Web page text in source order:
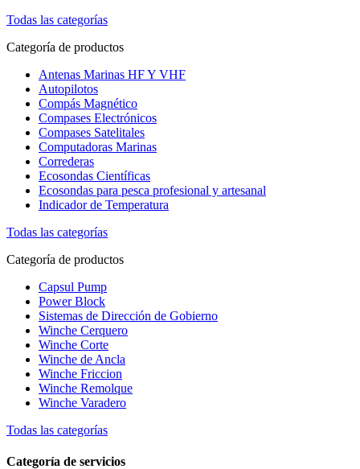
Todas las categorías
Categoría de productos
Antenas Marinas HF Y VHF
Autopilotos
Compás Magnético
Compases Electrónicos
Compases Satelitales
Computadoras Marinas
Correderas
Ecosondas Científicas
Ecosondas para pesca profesional y artesanal
Indicador de Temperatura
Todas las categorías
Categoría de productos
Capsul Pump
Power Block
Sistemas de Dirección de Gobierno
Winche Cerquero
Winche Corte
Winche de Ancla
Winche Friccion
Winche Remolque
Winche Varadero
Todas las categorías
Categoría de servicios